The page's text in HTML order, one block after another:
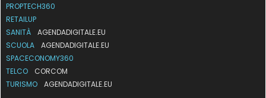
PROPTECH360
RETAILUP
SANITÀ
AGENDADIGITALE.EU
SCUOLA
AGENDADIGITALE.EU
SPACECONOMY360
TELCO
CORCOM
TURISMO
AGENDADIGITALE.EU